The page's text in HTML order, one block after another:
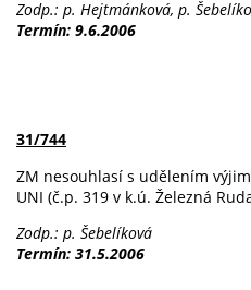
Zodp.: p. Hejtmánková, p.
Termín: 9.6.2006
31/744
ZM nesouhlasí s udělením
UNI (č.p. 319 v k.ú. Železná
Zodp.: p. Šebelíková
Termín: 31.5.2006